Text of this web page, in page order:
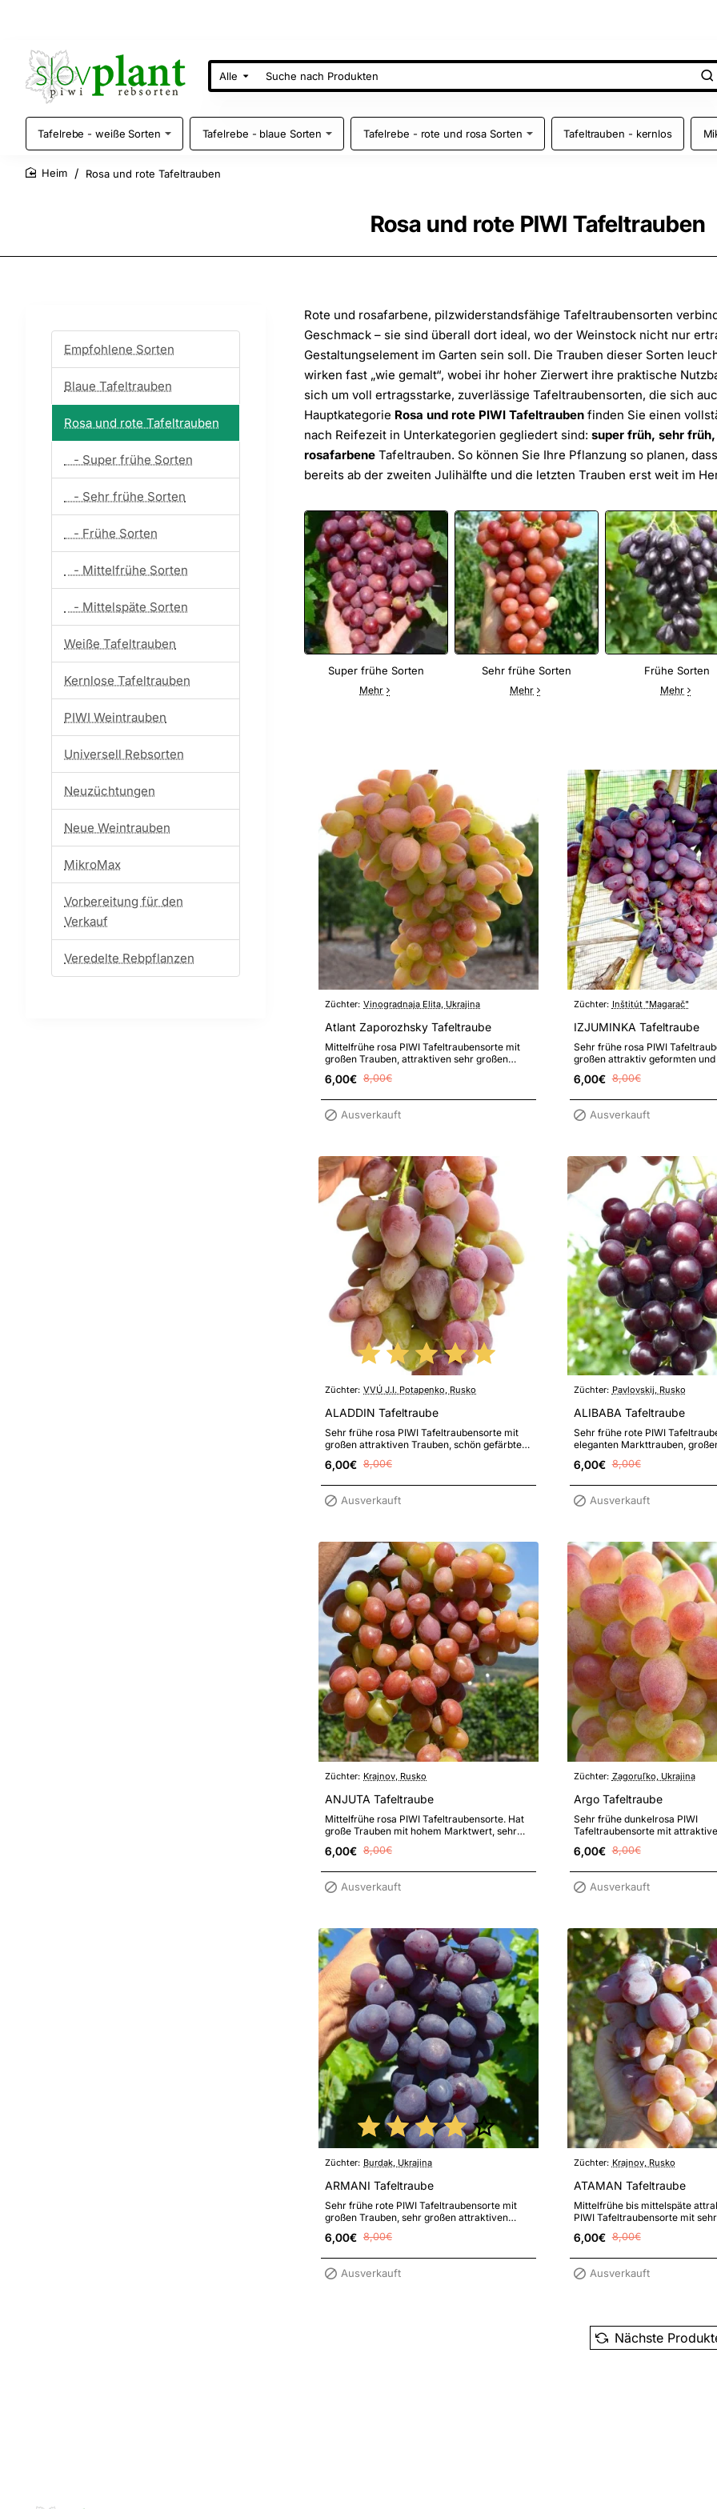
Alle
Suche
nach
Tafelrebe - weiße Sorten Tafelrebe - blaue Sorten Tafelrebe - rote und rosa Sorten Tafeltrauben - kernlos
Rosa und rote PIWI Tafeltrauben
Rosa und rote Tafeltrauben
Empfohlene Sorten
Blaue Tafeltrauben
Rosa und rote Tafeltrauben
- Super frühe Sorten
- Sehr frühe Sorten
- Frühe Sorten
- Mittelfrühe Sorten
- Mittelspäte Sorten
Weiße Tafeltrauben
Kernlose Tafeltrauben
PIWI Weintrauben
Universell Rebsorten
Neuzüchtungen
Neue Weintrauben
MikroMax
Vorbereitung für den
Verkauf
Veredelte Rebpflanzen
Super frühe Sorten
Mehr
Sehr frühe Sorten
Mehr
Frühe Sorten
Mehr
Rote und rosafarbene, pilzwiderstandsfähige Tafeltraubensorten
Geschmack – sie sind überall dort ideal, wo der Weinstock nicht nur
Gestaltungselement im Garten sein soll. Die Trauben dieser Sorten
wirken fast „wie gemalt“, wobei ihr hoher Zierwert ihre praktische
sich um voll ertragsstarke, zuverlässige Tafeltraubensorten, die sich
Hauptkategorie Rosa und rote PIWI Tafeltrauben finden Sie einen
nach Reifezeit in Unterkategorien gegliedert sind: super früh, sehr
rosafarbene Tafeltrauben. So können Sie Ihre Pflanzung so planen,
bereits ab der zweiten Julihälfte und die letzten Trauben erst weit im
Züchter: Vinogradnaja Elita, Ukrajina
Atlant Zaporozhsky Tafeltraube
Mittelfrühe rosa PIWI Tafeltraubensorte mit
großen Trauben, attraktiven sehr großen
6,00€ 8,00€
Ausverkauft
Züchter: Inštitút "Magarač"
IZJUMINKA Tafeltraube
Sehr frühe rosa PIWI
großen attraktiv geformten und
6,00€ 8,00€
Ausverkauft
Züchter: VVÚ J.I. Potapenko, Rusko
ALADDIN Tafeltraube
Sehr frühe rosa PIWI Tafeltraubensorte mit
großen attraktiven Trauben, schön gefärbten,
schmackhaften Beeren mit delikat..
6,00€ 8,00€
Ausverkauft
Züchter: Pavlovskij, Rusko
ALIBABA Tafeltraube
Sehr frühe rote PIWI
eleganten Markttrauben,
köstlichem Geschmack und
6,00€ 8,00€
Ausverkauft
Züchter: Krajnov, Rusko
ANJUTA Tafeltraube
Mittelfrühe rosa PIWI Tafeltraubensorte. Hat
große Trauben mit hohem Marktwert, sehr
6,00€ 8,00€
Ausverkauft
Züchter: Zagoruľko, Ukrajina
Argo Tafeltraube
Sehr frühe dunkelrosa PIWI
Tafeltraubensorte mit
Beeren und er..
6,00€ 8,00€
Ausverkauft
Züchter: Burdak, Ukrajina
ARMANI Tafeltraube
Sehr frühe rote PIWI Tafeltraubensorte mit
großen Trauben, sehr großen attraktiven
6,00€ 8,00€
Ausverkauft
Züchter: Krajnov, Rusko
ATAMAN Tafeltraube
Mittelfrühe bis mittelspäte
PIWI Tafeltraubensorte mit
6,00€ 8,00€
Ausverkauft
Nächste